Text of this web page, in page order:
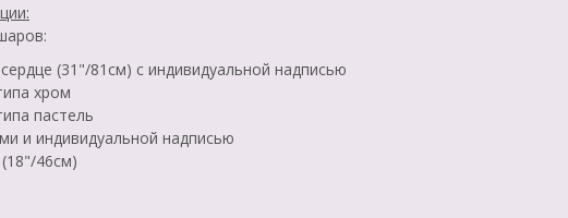
(31"/81см) с индивидуальной надписью
хром
пастель
и индивидуальной надписью
46см)